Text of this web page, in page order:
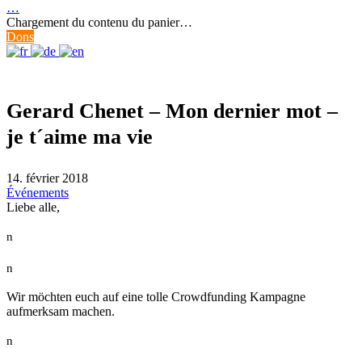
…
Chargement du contenu du panier…
Dons
Gerard Chenet – Mon dernier mot –
je t´aime ma vie
14. février 2018
Événements
Liebe alle,
n
n
Wir möchten euch auf eine tolle Crowdfunding Kampagne
aufmerksam machen.
n